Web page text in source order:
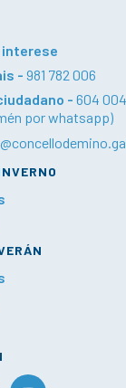
interese
- 981 782 006
- 604 004
por whatsapp)